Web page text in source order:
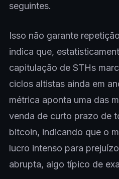
seguintes.
Isso não garante
indica que,
capitulação de STHs
ciclos altistas ainda em
métrica aponta uma das
venda de curto prazo de
bitcoin, indicando que o
lucro intenso para
abrupta, algo típico de